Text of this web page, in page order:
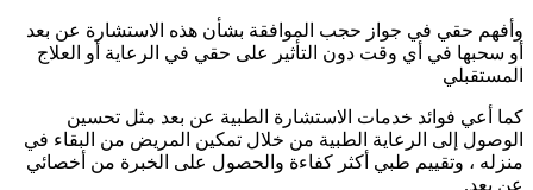
وأفهم حقي في جواز حجب الموافقة بشأن هذه الاستشارة عن بعد
أو سحبها في أي وقت دون التأثير على حقي في الرعاية أو العلاج
المستقبلي
كما أعي فوائد خدمات الاستشارة الطبية عن بعد مثل تحسين
الوصول إلى الرعاية الطبية من خلال تمكين المريض من البقاء في
منزله ، وتقييم طبي أكثر كفاءة والحصول على الخبرة من أخصائي
عن بعد.